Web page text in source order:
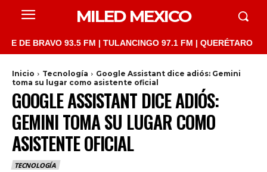
MILED MEXICO
93.5 FM | TULANCINGO 97.1 FM | QUERÉTARO 103.1
Inicio Tecnología
Google Assistant dice adiós: Gemini
toma su lugar como asistente oficial
GOOGLE ASSISTANT DICE ADIÓS:
GEMINI TOMA SU LUGAR COMO
ASISTENTE OFICIAL
TECNOLOGÍA